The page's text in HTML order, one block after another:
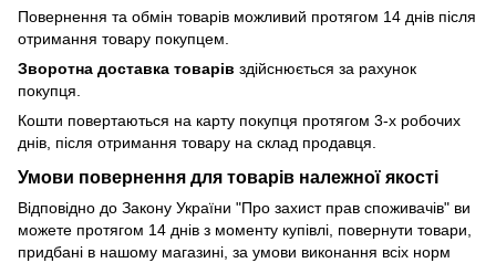
Повернення та обмін товарів можливий протягом 14 днів після
отримання товару покупцем.
Зворотна доставка товарів здійснюється за рахунок
покупця.
Кошти повертаються на карту покупця протягом 3-х робочих
днів, після отримання товару на склад продавця.
Умови повернення для товарів належної якості
Відповідно до Закону України "Про захист прав споживачів" ви
можете протягом 14 днів з моменту купівлі, повернути товари,
придбані в нашому магазині, за умови виконання всіх норм